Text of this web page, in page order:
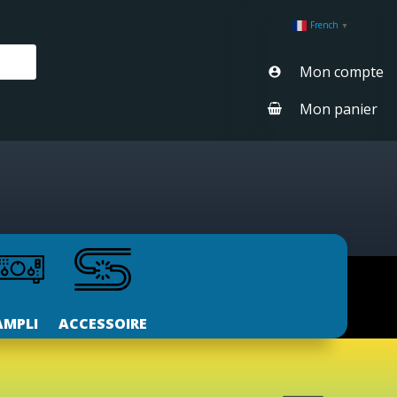
French ▼
Mon compte
Mon panier
ACCESSOIRE